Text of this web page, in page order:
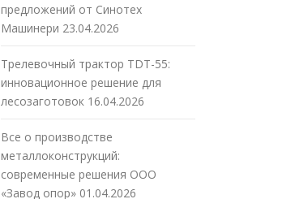
предложений от Синотех
Машинери 23.04.2026
Трелевочный трактор TDT-55:
инновационное решение для
лесозаготовок 16.04.2026
Все о производстве
металлоконструкций:
современные решения ООО
«Завод опор» 01.04.2026